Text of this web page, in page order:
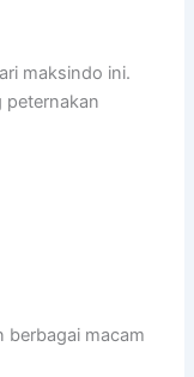
maksindo ini.
peternakan
berbagai macam